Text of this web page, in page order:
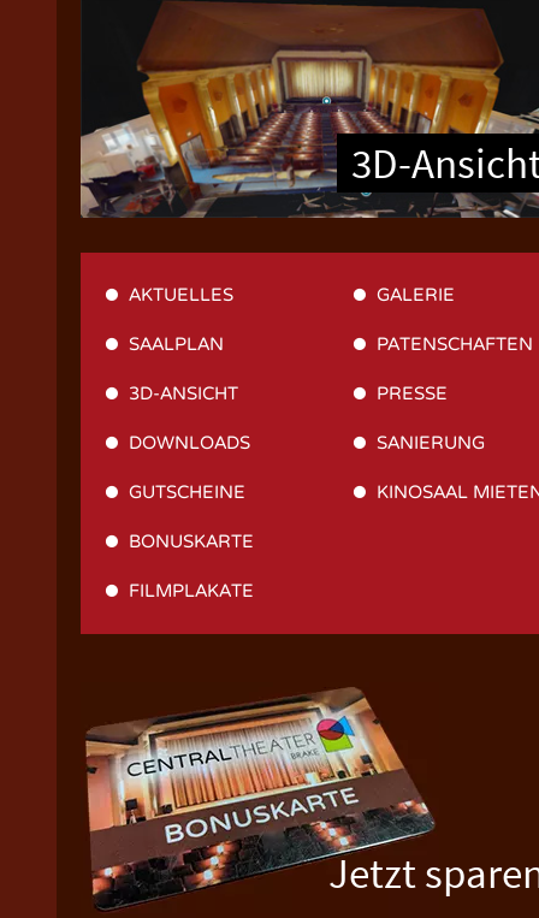
3D-
AKTUELLES
SAALPLAN
3D-ANSICHT
DOWNLOADS
GUTSCHEINE
BONUSKARTE
FILMPLAKATE
GALERIE
PATENSCHAFTEN
PRESSE
SANIERUNG
KINOSAAL
Jetzt